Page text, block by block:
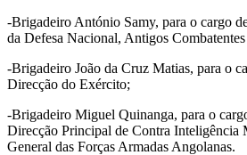
-Brigadeiro António Samy, para o cargo
da Defesa Nacional, Antigos
-Brigadeiro João da Cruz Matias, para o
Direcção do Exército;
-Brigadeiro Miguel Quinanga, para o
Direcção Principal de Contra Inteligência
General das Forças Armadas Angolanas.